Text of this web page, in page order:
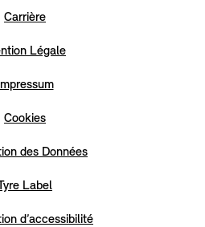
Carrière
Légale
Impressum
Cookies
des Données
Label
d’accessibilité